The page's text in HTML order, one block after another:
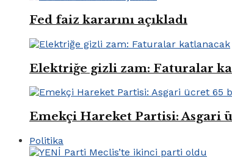
Fed faiz kararını açıkladı
Elektriğe gizli zam: Faturalar
Emekçi Hareket Partisi: Asgari
Politika